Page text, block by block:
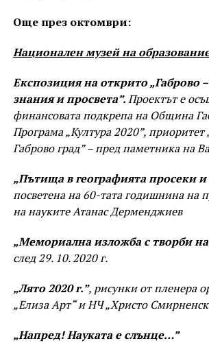
Още през октомври:
Национален музей на
Експозиция на открито „Габрово
знания и просвета”.Проектът е
финансовата подкрепа на Община
Програма „Култура 2020”, приоритет
Габрово град” – пред паметника на
„Пътища в географията просеки и
посветена на 60-тата годишнина на
на науките Атанас Дерменджиев
„Мемориална изложба с творби
след 29. 10. 2020 г.
„Лято 2020 г.”, рисунки от пленера
„Елиза Арт“ и НЧ „Христо
„Напред! Науката е слънце…”